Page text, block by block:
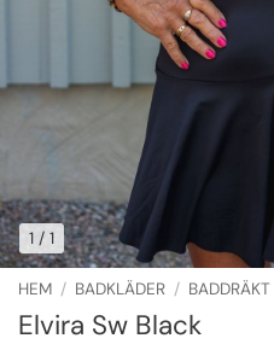
1 / 1
HEM / BADKLÄDER / BADDRÄKT
Elvira Sw Black